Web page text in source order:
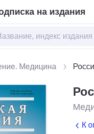
на издания
Медицина
К